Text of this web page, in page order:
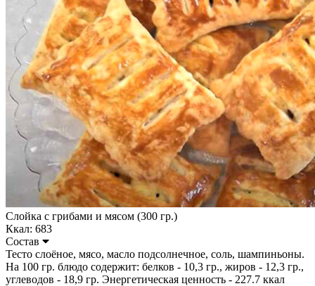
Слойка с грибами и мясом (300 гр.)
Ккал: 683
Состав
Тесто слоёное, мясо, масло подсолнечное, соль, шампиньоны.
На 100 гр. блюдо содержит: белков - 10,3 гр., жиров - 12,3 гр.,
углеводов - 18,9 гр. Энергетическая ценность - 227.7 ккал